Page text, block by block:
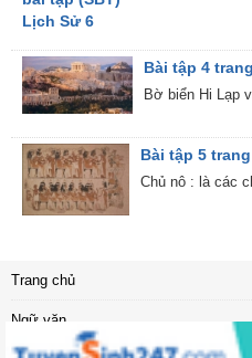
Bài tập 4
Bờ biển Hi Lạp
Bài tập 5
Chủ nô : là các
Trang chủ
Ngữ văn